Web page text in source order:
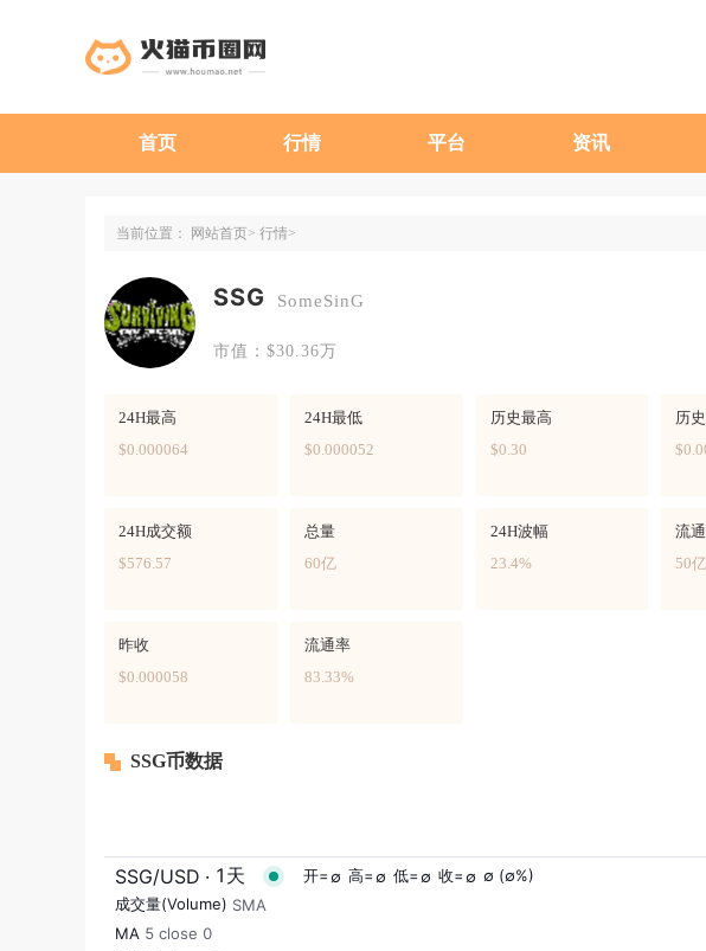
首页 行情 平台 资讯
当前位置： 网站首页 行情
SSG SomeSinG
市值：$30.36万
24H最高
$0.000064
24H最低
$0.000052
历史最高
$0.30
历
24H成交额
$576.57
总量
60亿
24H波幅
23.4%
流
50亿
昨收
$0.000058
流通率
83.33%
SSG币数据